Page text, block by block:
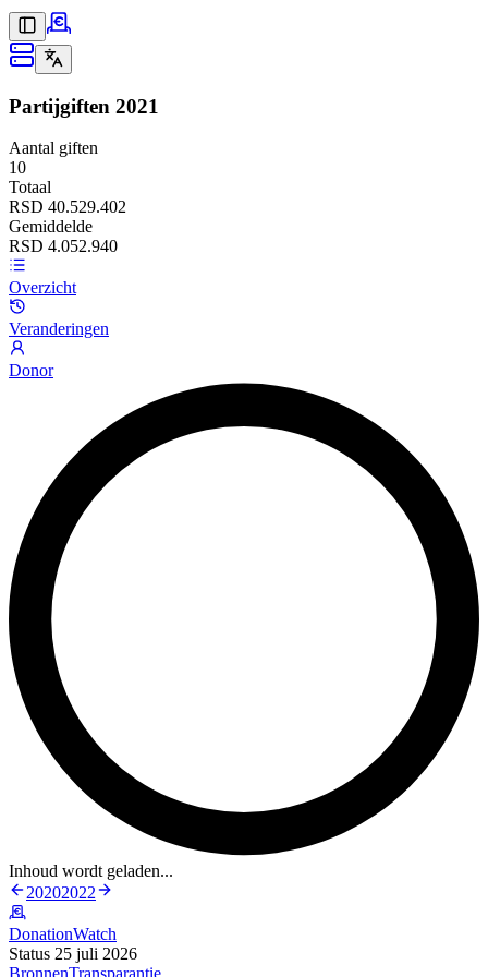
Partijgiften 2021
Aantal giften
10
Totaal
RSD 40.529.402
Gemiddelde
RSD 4.052.940
Overzicht
Veranderingen
Donor
Inhoud wordt geladen...
20202022
DonationWatch
Status 25 juli 2026
BronnenTransparantie